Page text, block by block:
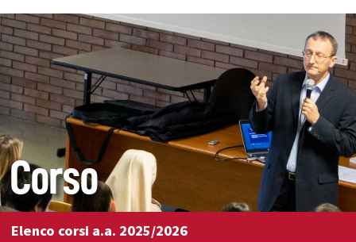
Corso
Elenco corsi a.a. 2025/2026